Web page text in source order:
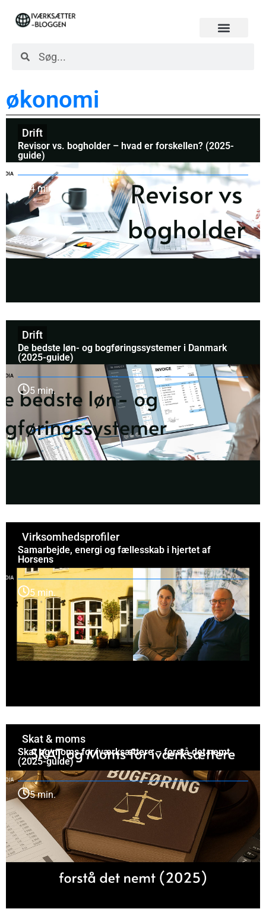
økonomi
Drift
Revisor vs. bogholder – hvad er forskellen? (2025-
guide)
4 min.
Drift
De bedste løn- og bogføringssystemer i Danmark
(2025-guide)
5 min.
Virksomhedsprofiler
Samarbejde, energi og fællesskab i hjertet af
Horsens
5 min.
Skat & moms
Skat og moms for iværksættere – forstå det nemt
(2025-guide)
5 min.